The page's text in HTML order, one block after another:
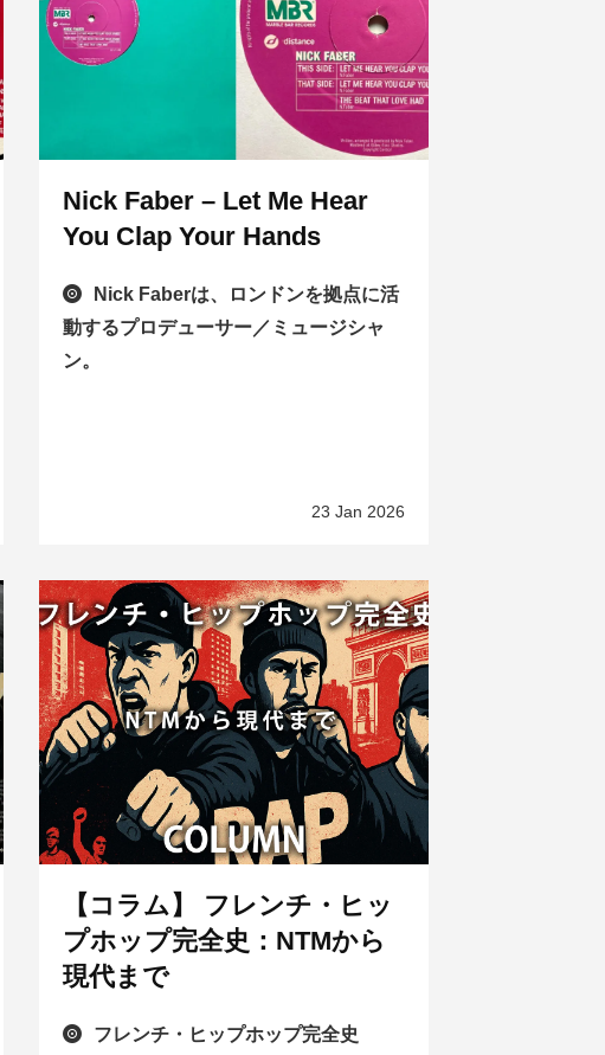
Nick Faber – Let Me Hear
You Clap Your Hands
Nick Faberは、ロンドンを拠点に活
動するプロデューサー／ミュージシャ
ン。
23 Jan 2026
【コラム】 フレンチ・ヒッ
プホップ完全史：NTMから
現代まで
フレンチ・ヒップホップ完全史